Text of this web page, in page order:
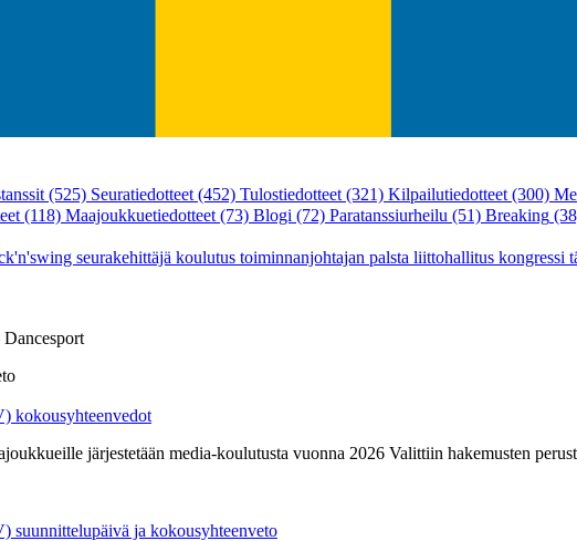
(525) Seuratiedotteet (452) Tulostiedotteet (321) Kilpailutiedotteet (300)
(118) Maajoukkuetiedotteet (73) Blogi (72) Paratanssiurheilu (51) Breaking
seurakehittäjä koulutus toiminnanjohtajan palsta liittohallitus kongressi
kokousyhteenvedot
järjestetään media-koulutusta vuonna 2026 Valittiin hakemusten
ja kokousyhteenveto